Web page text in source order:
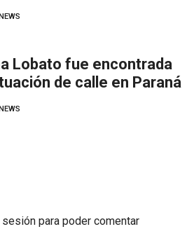
Lobato fue encontrada
de calle en Paraná
sesión para poder comentar